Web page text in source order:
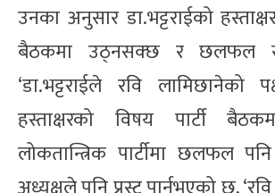
उनका अनुसार डा.भट्टराईको
बैठकमा उठ्नसक्छ र छलफल
‘डा.भट्टराईले रवि लामिछानेको
हस्ताक्षरको विषय पार्टी
लोकतान्त्रिक पार्टीमा छलफल पनि